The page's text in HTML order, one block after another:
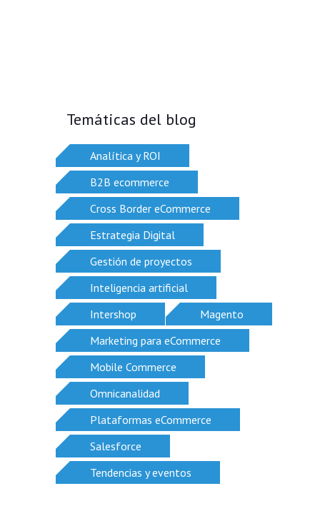
Temáticas del blog
Analítica y ROI
B2B ecommerce
Cross Border eCommerce
Estrategia Digital
Gestión de proyectos
Inteligencia artificial
Intershop
Magento
Marketing para eCommerce
Mobile Commerce
Omnicanalidad
Plataformas eCommerce
Salesforce
Tendencias y eventos